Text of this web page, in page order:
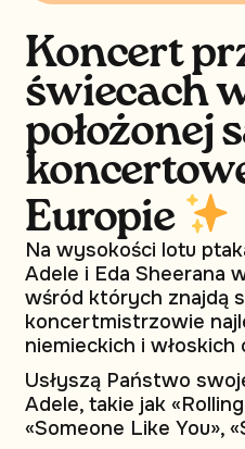
Koncert
świecach
położonej
Europie
Na wysokości lotu
Adele i Eda Sheerana
wśród których znajdą
koncertmistrzowie
niemieckich i włoskich
Usłyszą Państwo
Adele, takie jak
«Someone Like You»,